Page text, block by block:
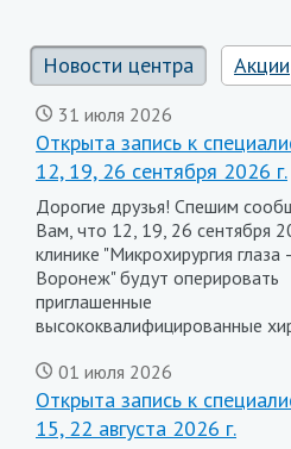
Новости центра Акции
31 июля 2026
Открыта запись к
12, 19, 26 сентября 2026 г.
Дорогие друзья! Спешим
Вам, что 12, 19, 26 сентября
клинике "Микрохирургия глаза
Воронеж" будут оперировать
приглашенные
высококвалифицированные
01 июля 2026
Открыта запись к
15, 22 августа 2026 г.